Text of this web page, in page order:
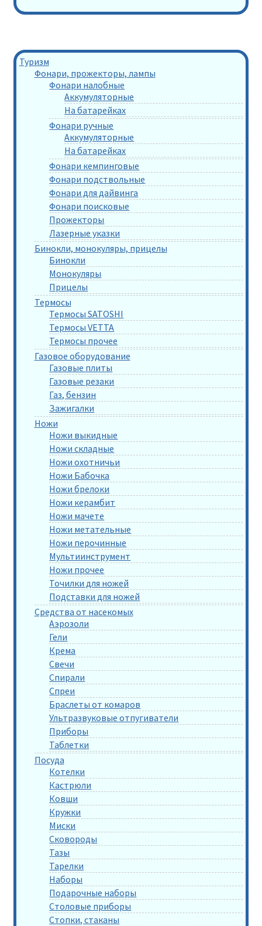
Туризм
Фонари, прожекторы, лампы
Фонари налобные
Аккумуляторные
На батарейках
Фонари ручные
Аккумуляторные
На батарейках
Фонари кемпинговые
Фонари подствольные
Фонари для дайвинга
Фонари поисковые
Прожекторы
Лазерные указки
Бинокли, монокуляры, прицелы
Бинокли
Монокуляры
Прицелы
Термосы
Термосы SATOSHI
Термосы VETTA
Термосы прочее
Газовое оборудование
Газовые плиты
Газовые резаки
Газ, бензин
Зажигалки
Ножи
Ножи выкидные
Ножи складные
Ножи охотничьи
Ножи Бабочка
Ножи брелоки
Ножи керамбит
Ножи мачете
Ножи метательные
Ножи перочинные
Мультиинструмент
Ножи прочее
Точилки для ножей
Подставки для ножей
Средства от насекомых
Аэрозоли
Гели
Крема
Свечи
Спирали
Спреи
Браслеты от комаров
Ультразвуковые отпугиватели
Приборы
Таблетки
Посуда
Котелки
Кастрюли
Ковши
Кружки
Миски
Сковороды
Тазы
Тарелки
Наборы
Подарочные наборы
Столовые приборы
Стопки, стаканы